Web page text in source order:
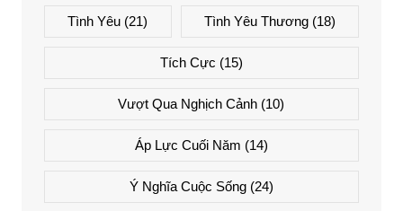
Tình Yêu (21) Tình Yêu Thương(18)
Tích Cực (15)
Vượt Qua Nghịch Cảnh (10)
Áp Lực Cuối Năm (14)
Ý Nghĩa Cuộc Sống(24)